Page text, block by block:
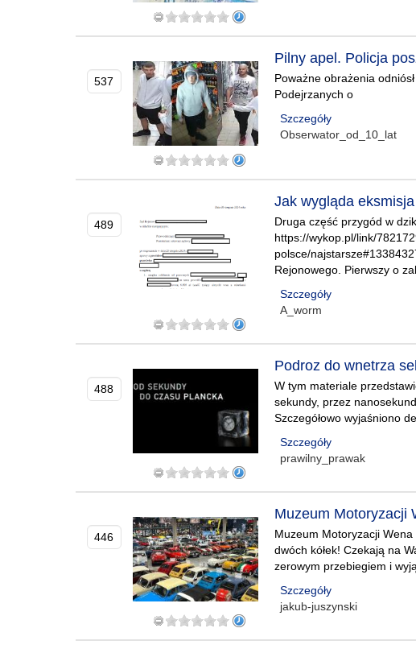
537
Pilny apel. Policja
Poważne obrażenia
Podejrzanych o
Szczegóły
Obserwator_od_10_lat
489
Jak wygląda
Druga część przygód w
https://wykop.pl/link/
polsce/
Rejonowego. Pierwszy o
Szczegóły
A_worm
488
Podroz do wnetrza
W tym materiale
sekundy, przez
Szczegółowo wyjaśniono
Szczegóły
prawilny_prawak
446
Muzeum Motoryzacji
Muzeum Motoryzacji
dwóch kółek! Czekają na
zerowym przebiegiem i
Szczegóły
jakub-juszynski